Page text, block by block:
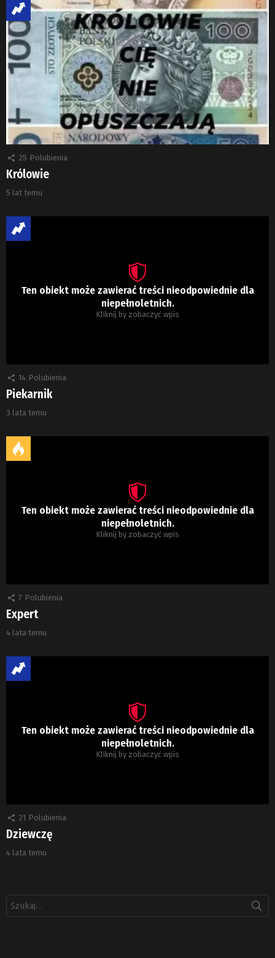
25 Polubienia
Królowie
5 lat temu
Ten obiekt może zawierać treści nieodpowiednie dla
niepełnoletnich.
Kliknij by zobaczyć wpis
14 Polubienia
Piekarnik
3 lata temu
Ten obiekt może zawierać treści nieodpowiednie dla
niepełnoletnich.
Kliknij by zobaczyć wpis
7 Polubienia
Expert
4 lata temu
Ten obiekt może zawierać treści nieodpowiednie dla
niepełnoletnich.
Kliknij by zobaczyć wpis
21 Polubienia
Dziewczę
4 lata temu